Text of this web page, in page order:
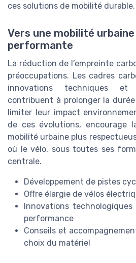
ces solutions de mobilité durable.
Vers une mobilité
performante
La réduction de l’empreinte
préoccupations. Les cadres
innovations techniques et
contribuent à prolonger la
limiter leur impact
de ces évolutions, encourage
mobilité urbaine plus
où le vélo, sous toutes ses
centrale.
Développement de pistes
Offre élargie de vélos
Innovations
performance
Conseils et
choix du matériel